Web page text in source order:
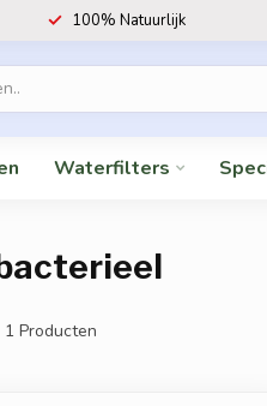
100% Natuurlijk
Waterfilters
1 Producten